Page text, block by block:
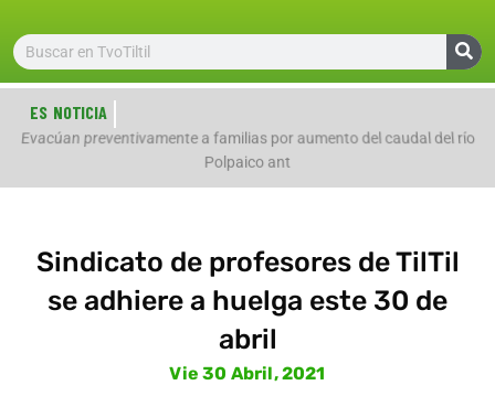
ES NOTICIA
Evacúan preventivamente a familias por aumento del caudal del río
Polpaico ant
Sindicato de profesores de TilTil
se adhiere a huelga este 30 de
abril
Vie 30 Abril, 2021